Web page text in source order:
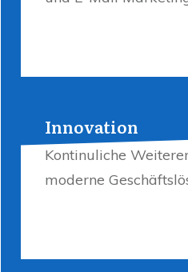
Innovation
Kontinuliche
moderne